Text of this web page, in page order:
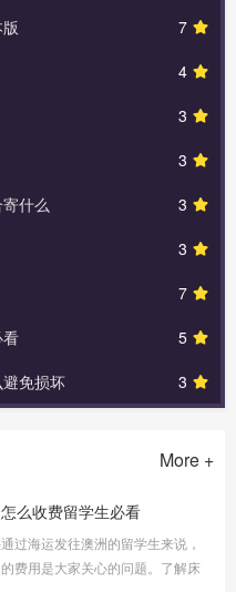
7
4
3
3
3
什么
3
7
5
3
免损坏
More +
么收费留学生必看
过海运发往澳洲的留学生来说，
费用是大家关心的问题。了解床